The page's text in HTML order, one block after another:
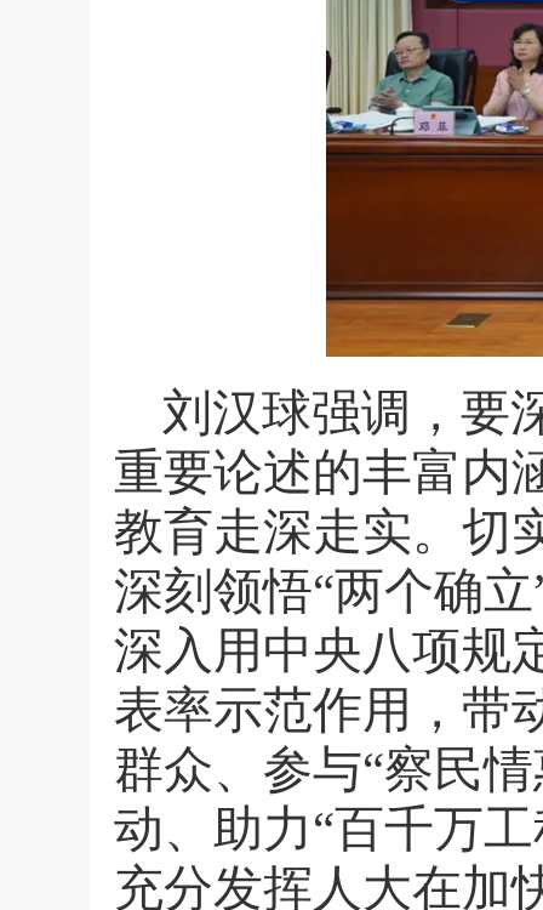
刘汉球强调，要
重要论述的丰富内
教育走深走实。切
深刻领悟“两个确
深入用中央八项规
表率示范作用，带
群众、参与“察民
动、助力“百千万
充分发挥人大在加